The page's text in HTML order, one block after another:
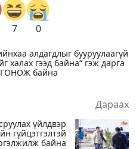
7 0
алдагдлыг бууруулаагүй
халах гээд байна“ гэж дарга
байна
Дараах
үйлдвэр
гүйцэтгэлтэй
байна